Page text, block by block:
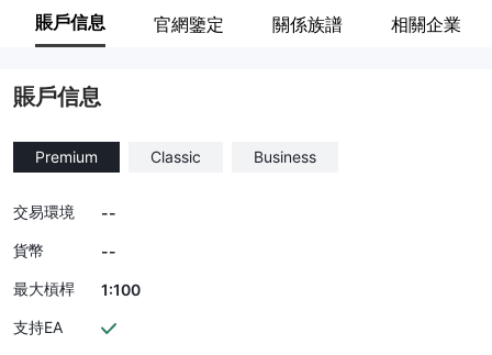
賬戶信息 官網鑒定 關係族譜 相關企業
賬戶信息
Premium Classic Business
交易環境
--
貨幣
--
最大槓桿
1:100
支持EA